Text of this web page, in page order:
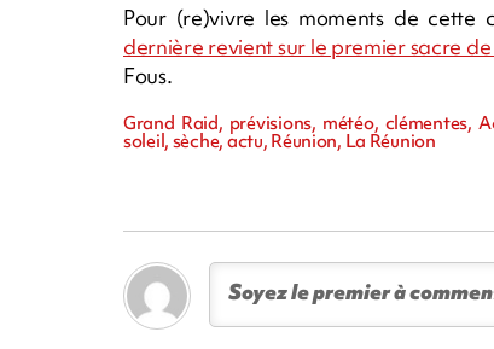
Pour (re)vivre les moments de cette
dernière revient sur le premier sacre
Fous.
Grand Raid, prévisions, météo, clémentes,
soleil, sèche, actu, Réunion, La Réunion